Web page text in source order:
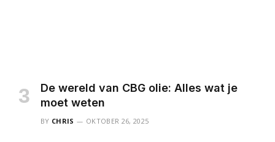
De wereld van CBG olie: Alles wat je
moet weten
BY CHRIS OKTOBER 26, 2025